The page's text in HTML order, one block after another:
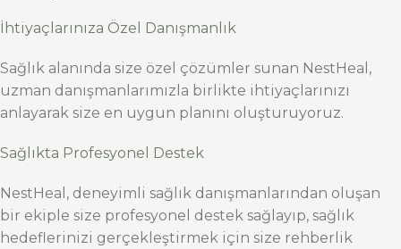
İhtiyaçlarınıza Özel Danışmanlık
Sağlık alanında size özel çözümler sunan NestHeal,
uzman danışmanlarımızla birlikte ihtiyaçlarınızı
anlayarak size en uygun planını oluşturuyoruz.
Sağlıkta Profesyonel Destek
NestHeal, deneyimli sağlık danışmanlarından oluşan
bir ekiple size profesyonel destek sağlayıp, sağlık
hedeflerinizi gerçekleştirmek için size rehberlik